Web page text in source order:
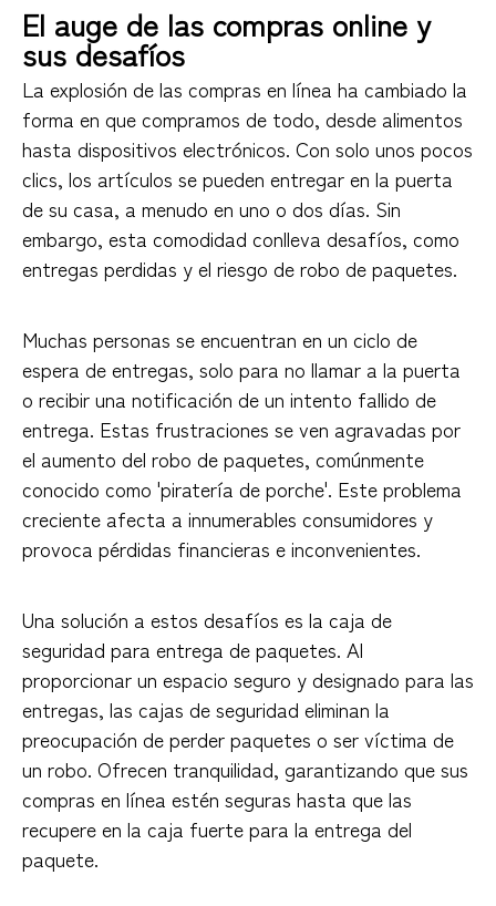
El auge de las compras online y
sus desafíos
La explosión de las compras en línea ha cambiado la
forma en que compramos de todo, desde alimentos
hasta dispositivos electrónicos. Con solo unos pocos
clics, los artículos se pueden entregar en la puerta
de su casa, a menudo en uno o dos días. Sin
embargo, esta comodidad conlleva desafíos, como
entregas perdidas y el riesgo de robo de paquetes.
Muchas personas se encuentran en un ciclo de
espera de entregas, solo para no llamar a la puerta
o recibir una notificación de un intento fallido de
entrega. Estas frustraciones se ven agravadas por
el aumento del robo de paquetes, comúnmente
conocido como 'piratería de porche'. Este problema
creciente afecta a innumerables consumidores y
provoca pérdidas financieras e inconvenientes.
Una solución a estos desafíos es la caja de
seguridad para entrega de paquetes. Al
proporcionar un espacio seguro y designado para las
entregas, las cajas de seguridad eliminan la
preocupación de perder paquetes o ser víctima de
un robo. Ofrecen tranquilidad, garantizando que sus
compras en línea estén seguras hasta que las
recupere en la caja fuerte para la entrega del
paquete.